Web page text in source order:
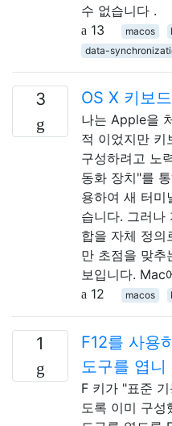
수 없습니다 .
13
macos
data-
3 OS X 키보
나는 Apple을
적 이었지만 키
구성하려고 노
동화 장치"를
용하여 새 터미
습니다. 그러나
합을 자체 정의
만 초점을 맞추
보입니다. Mac
12
macos
1
F12를 사용
도구를 엽니
F 키가 "표준
도록 이미 구